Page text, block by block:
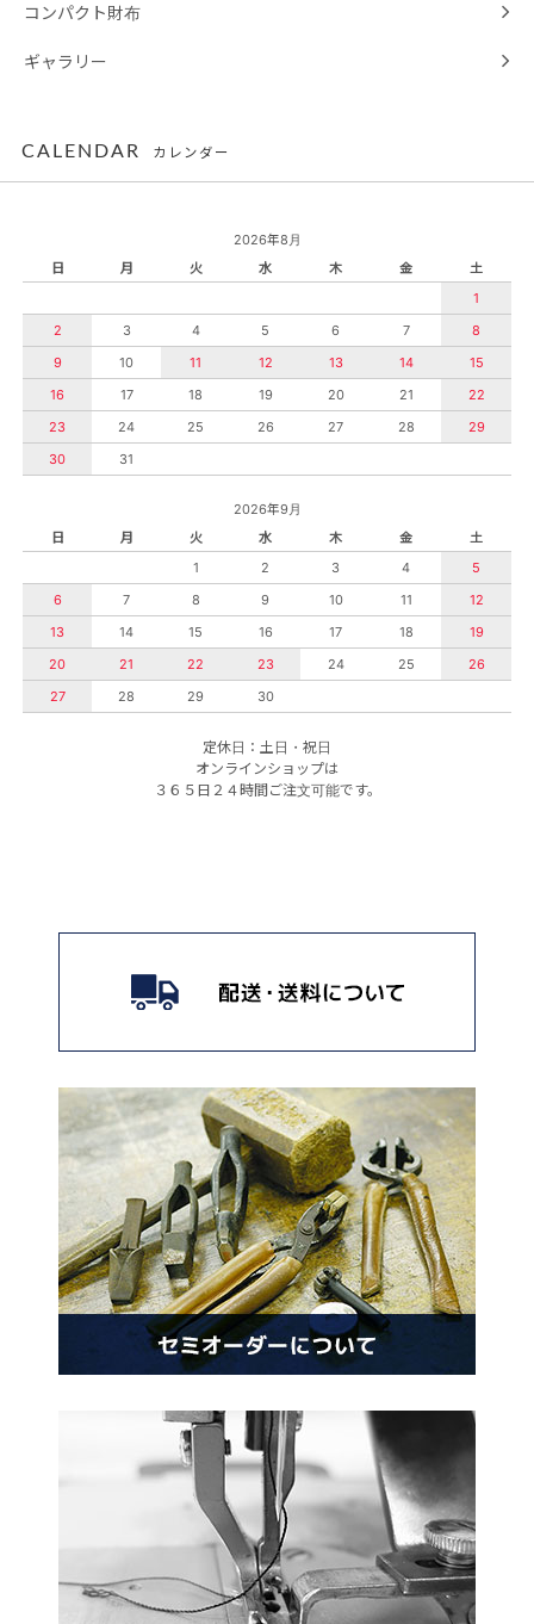
コンパクト財布
ギャラリー
CALENDAR カレンダー
2026年8月
日
月 火 水 木 金
土
1
2
3 4 5 6 7
8
9
10 11 12 13 14
15
16
17 18 19 20 21
22
23
24 25 26 27 28
29
30
31
2026年9月
日
月 火 水 木 金
土
1
2 3 4
5
6
7 8 9 10 11
12
13
14 15 16 17 18
19
20
21 22 23 24 25
26
27
28 29 30
定休日：土日・祝日
オンラインショップは
３６５日２４時間ご注文可能です。